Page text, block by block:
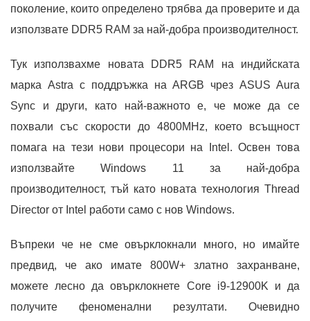
поколение, които определено трябва да проверите и да
използвате DDR5 RAM за най-добра производителност.
Тук използвахме новата DDR5 RAM на индийската
марка Astra с поддръжка на ARGB чрез ASUS Aura
Sync и други, като най-важното е, че може да се
похвали със скорости до 4800MHz, което всъщност
помага на тези нови процесори на Intel. Освен това
използвайте Windows 11 за най-добра
производителност, тъй като новата технология Thread
Director от Intel работи само с нов Windows.
Въпреки че не сме овърклокнали много, но имайте
предвид, че ако имате 800W+ златно захранване,
можете лесно да овърклокнете Core i9-12900K и да
получите феноменални резултати. Очевидно